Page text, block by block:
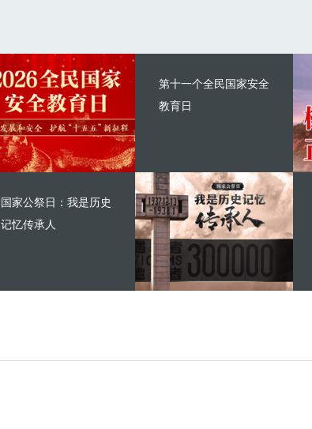
第十一个全民国家安全
教育日
国家公祭日：我是历史
记忆传承人